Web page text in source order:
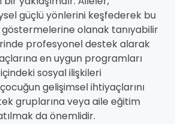
güçlü yönlerini keşfederek bu
olanak tanıyabilir
profesyonel destek alarak
en uygun programları
sosyal ilişkileri
gelişimsel ihtiyaçlarını
gruplarına veya aile eğitim
da önemlidir.